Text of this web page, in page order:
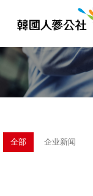
全部 企业新闻